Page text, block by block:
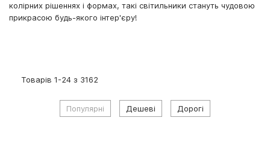
колірних рішеннях і формах, такі світильники стануть чудовою
прикрасою будь-якого інтер'єру!
Товарів 1-24 з 3162
Популярні Дешеві Дорогі